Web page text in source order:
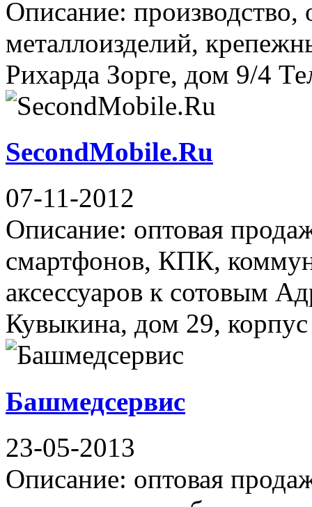
Описание: производство,
металлоизделий,
Рихарда Зорге, дом 9/4
SecondMobile.Ru
07-11-2012
Описание: оптовая
смартфонов, КПК,
аксессуаров к сотовым
Кувыкина, дом 29,
Башмедсервис
23-05-2013
Описание: оптовая